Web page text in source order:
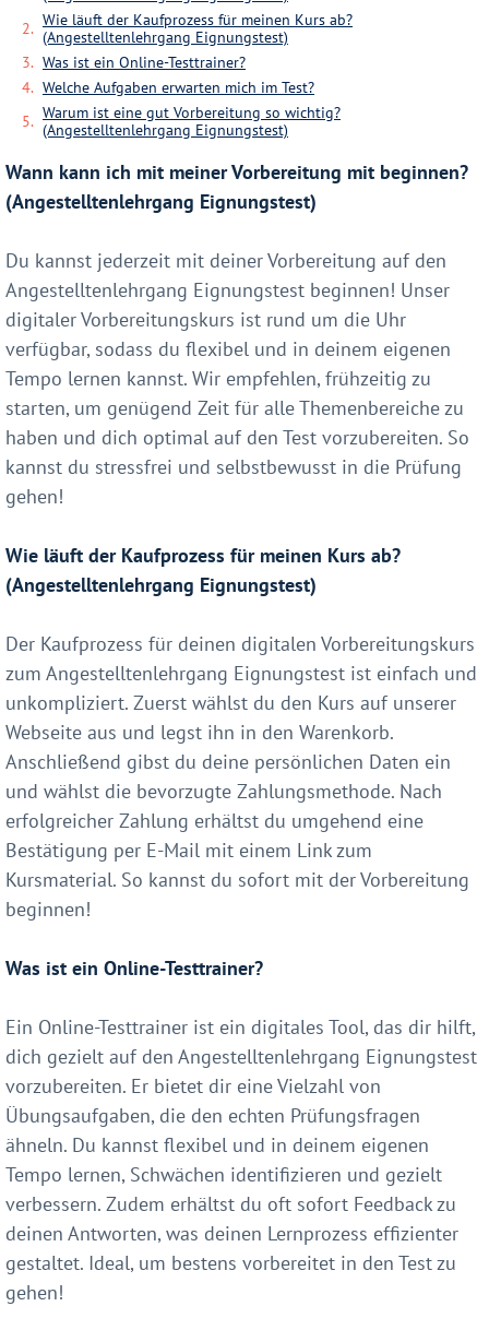
Wie läuft der Kaufprozess für meinen Kurs ab?
(Angestelltenlehrgang Eignungstest)
Was ist ein Online-Testtrainer?
Welche Aufgaben erwarten mich im Test?
Warum ist eine gut Vorbereitung so wichtig?
(Angestelltenlehrgang Eignungstest)
Wann kann ich mit meiner Vorbereitung mit beginnen?
(Angestelltenlehrgang Eignungstest)
Du kannst jederzeit mit deiner Vorbereitung auf den
Angestelltenlehrgang Eignungstest beginnen! Unser
digitaler Vorbereitungskurs ist rund um die Uhr
verfügbar, sodass du flexibel und in deinem eigenen
Tempo lernen kannst. Wir empfehlen, frühzeitig zu
starten, um genügend Zeit für alle Themenbereiche zu
haben und dich optimal auf den Test vorzubereiten. So
kannst du stressfrei und selbstbewusst in die Prüfung
gehen!
Wie läuft der Kaufprozess für meinen Kurs ab?
(Angestelltenlehrgang Eignungstest)
Der Kaufprozess für deinen digitalen Vorbereitungskurs
zum Angestelltenlehrgang Eignungstest ist einfach und
unkompliziert. Zuerst wählst du den Kurs auf unserer
Webseite aus und legst ihn in den Warenkorb.
Anschließend gibst du deine persönlichen Daten ein
und wählst die bevorzugte Zahlungsmethode. Nach
erfolgreicher Zahlung erhältst du umgehend eine
Bestätigung per E-Mail mit einem Link zum
Kursmaterial. So kannst du sofort mit der Vorbereitung
beginnen!
Was ist ein Online-Testtrainer?
Ein Online-Testtrainer ist ein digitales Tool, das dir hilft,
dich gezielt auf den Angestelltenlehrgang Eignungstest
vorzubereiten. Er bietet dir eine Vielzahl von
Übungsaufgaben, die den echten Prüfungsfragen
ähneln. Du kannst flexibel und in deinem eigenen
Tempo lernen, Schwächen identifizieren und gezielt
verbessern. Zudem erhältst du oft sofort Feedback zu
deinen Antworten, was deinen Lernprozess effizienter
gestaltet. Ideal, um bestens vorbereitet in den Test zu
gehen!